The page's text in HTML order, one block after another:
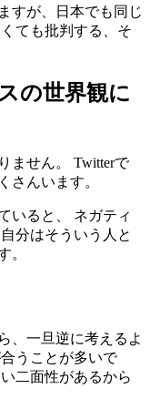
すが、日本でも同じ
ても批判する、そ
の世界観に
ません。 Twitterで
さんいます。
いると、 ネガティ
分はそういう人と
。
、一旦逆に考えるよ
うことが多いで
二面性があるから